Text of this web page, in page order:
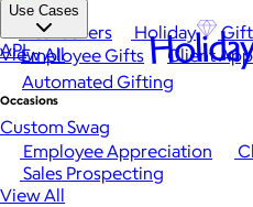
Best Sellers Holiday
View All
Occasions
Employee Appreciation
Sales Prospecting
View All
Use Cases
Employee Gifts Client
Automated Gifting
Custom Swag
API